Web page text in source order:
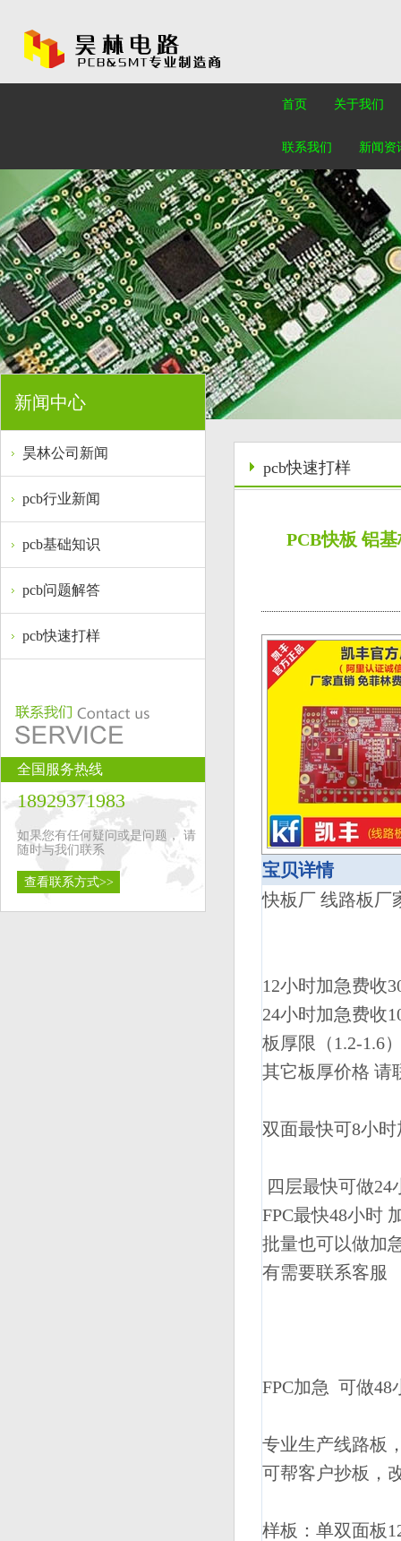
首页 关于我们
联系我们 新闻资
新闻中心
昊林公司新闻
pcb行业新闻
pcb基础知识
pcb问题解答
pcb快速打样
全国服务热线
18929371983
如果您有任何疑问或是问题， 请
随时与我们联系
查看联系方式>>
pcb快速打样
PCB快板 铝
宝贝详情
快板厂 线路板厂
12小时加急费收
24小时加急费收
板厚限（1.2-1.6
其它板厚价格 请
双面最快可8小
四层最快可做24
FPC最快48小时
批量也可以做加
有需要联系客服
FPC加急 可做48
专业生产线路板
可帮客户抄板，
样板：单双面板